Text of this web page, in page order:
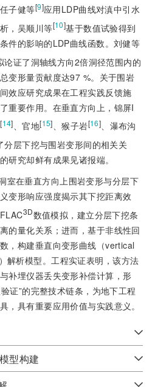
子健等[9]应用LDP曲线对滇中引水
，吴顺川等[10]基于数值试验得到
件的影响的LDP曲线函数。刘健等
论证了洞轴线方向2倍洞径范围内的
变形量贡献度达97 %。关于围岩
效应研究成果在工程实践反馈施
重要作用。在垂直方向上，锦屏I
[14]、官地[15]、猴子岩[16]、瀑布沟
分层下挖与围岩变形间的相关关
研究却鲜有成果见诸报端。
室在垂直方向上围岩变形与分层下
变形响应强度揭示其下挖距离效
3D数值模拟，建立分层下挖条
的量化关系；进而，基于非线性回
，构建垂直向变形曲线（vertical
解析模型。工程实证表明，该方法
补埋仪器丢失变形补偿计算，形
证”的完整技术链条，为地下工程
，具有重要应用价值与实践意义。
型构建